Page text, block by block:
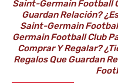
Saint-Germain Football
Guardan Relación?
Saint-Germain
Germain Football Club
Comprar Y Regalar?
Regalos Que Guardan